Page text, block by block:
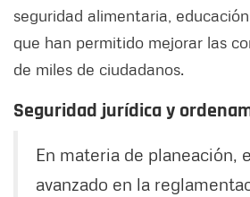
seguridad alimentaria,
que han permitido mejorar las
de miles de ciudadanos.
Seguridad jurídica y
En materia de planeación,
avanzado en la